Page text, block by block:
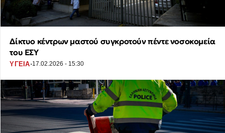
Δίκτυο κέντρων μαστού συγκροτούν πέντε νοσοκομεία
του ΕΣΥ
ΥΓΕΙΑ·17.02.2026 - 15:30